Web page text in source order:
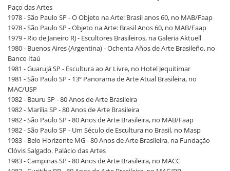
Paço das Artes
1978 - São Paulo SP - O Objeto na Arte: Brasil anos 60, no MAB/Faap
1978 - São Paulo SP - Objeto na Arte: Brasil Anos 60, no MAB/Faap
1979 - Rio de Janeiro RJ - Escultores Brasileiros, na Galeria Aktuell
1980 - Buenos Aires (Argentina) - Ochenta Años de Arte Brasileño, no
Banco Itaú
1981 - Guarujá SP - Escultura ao Ar Livre, no Hotel Jequitimar
1981 - São Paulo SP - 13º Panorama de Arte Atual Brasileira, no
MAC/USP
1982 - Bauru SP - 80 Anos de Arte Brasileira
1982 - Marília SP - 80 Anos de Arte Brasileira
1982 - São Paulo SP - 80 Anos de Arte Brasileira, no MAB/Faap
1982 - São Paulo SP - Um Século de Escultura no Brasil, no Masp
1983 - Belo Horizonte MG - 80 Anos de Arte Brasileira, na Fundação
Clóvis Salgado. Palácio das Artes
1983 - Campinas SP - 80 Anos de Arte Brasileira, no MACC